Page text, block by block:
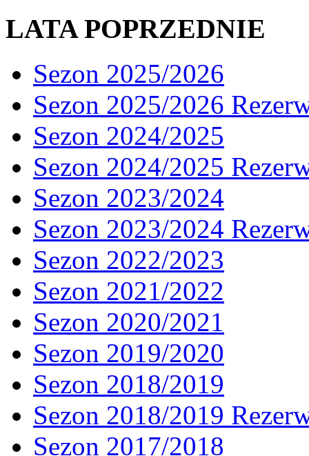
LATA POPRZEDNIE
Sezon 2025/2026
Sezon 2025/2026
Sezon 2024/2025
Sezon 2024/2025
Sezon 2023/2024
Sezon 2023/2024
Sezon 2022/2023
Sezon 2021/2022
Sezon 2020/2021
Sezon 2019/2020
Sezon 2018/2019
Sezon 2018/2019
Sezon 2017/2018